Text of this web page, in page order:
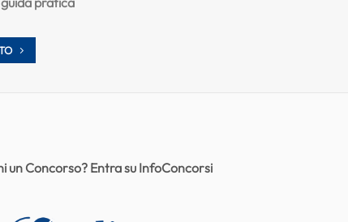
un Concorso? Entra su InfoConcorsi